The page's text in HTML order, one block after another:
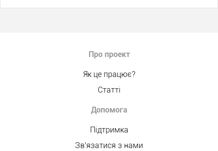
Про проект
Як це працює?
Статті
Допомога
Підтримка
Зв'язатися з нами